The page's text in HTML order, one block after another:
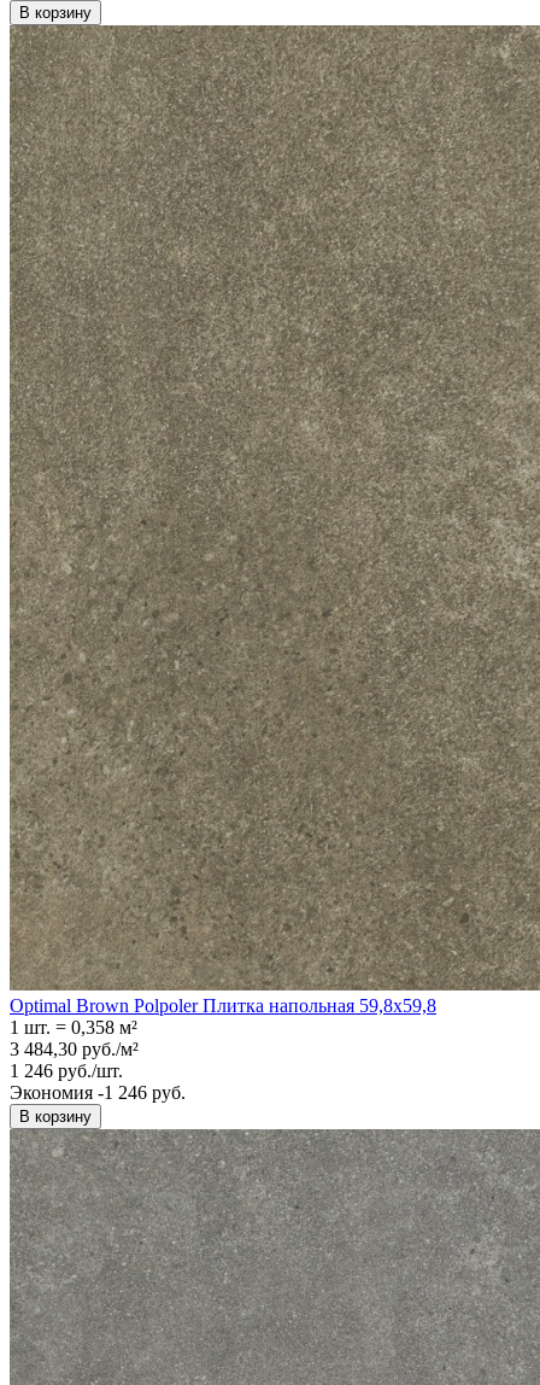
В корзину
Optimal Brown Polpoler Плитка напольная 59,8x59,8
1 шт. = 0,358 м²
3 484,30 руб./м²
1 246 руб./шт.
Экономия -1 246 руб.
В корзину